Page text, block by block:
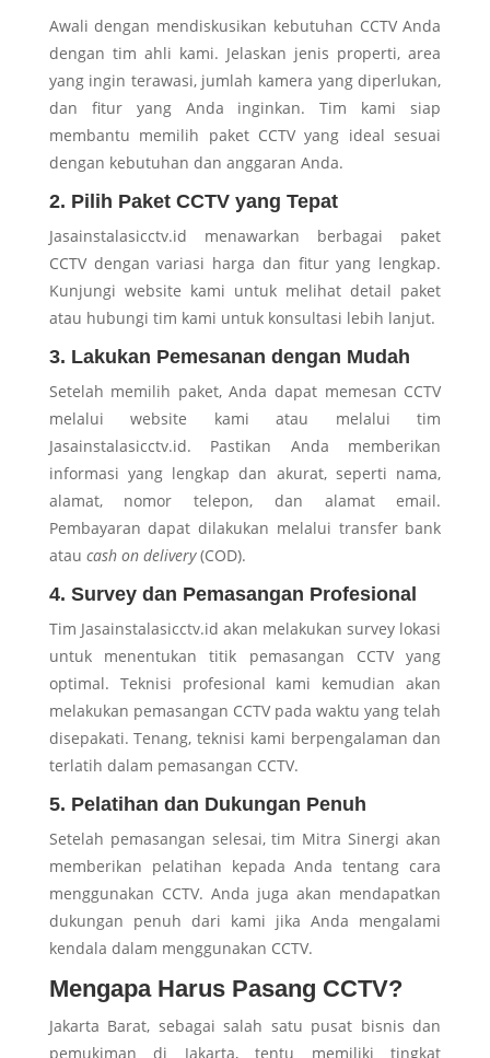
Awali dengan mendiskusikan kebutuhan CCTV Anda
dengan tim ahli kami. Jelaskan jenis properti, area
yang ingin terawasi, jumlah kamera yang diperlukan,
dan fitur yang Anda inginkan. Tim kami siap
membantu memilih paket CCTV yang ideal sesuai
dengan kebutuhan dan anggaran Anda.
2. Pilih Paket CCTV yang Tepat
Jasainstalasicctv.id menawarkan berbagai paket
CCTV dengan variasi harga dan fitur yang lengkap.
Kunjungi website kami untuk melihat detail paket
atau hubungi tim kami untuk konsultasi lebih lanjut.
3. Lakukan Pemesanan dengan Mudah
Setelah memilih paket, Anda dapat memesan CCTV
melalui website kami atau melalui tim
Jasainstalasicctv.id. Pastikan Anda memberikan
informasi yang lengkap dan akurat, seperti nama,
alamat, nomor telepon, dan alamat email.
Pembayaran dapat dilakukan melalui transfer bank
atau cash on delivery(COD).
4. Survey dan Pemasangan Profesional
Tim Jasainstalasicctv.id akan melakukan survey lokasi
untuk menentukan titik pemasangan CCTV yang
optimal. Teknisi profesional kami kemudian akan
melakukan pemasangan CCTV pada waktu yang telah
disepakati. Tenang, teknisi kami berpengalaman dan
terlatih dalam pemasangan CCTV.
5. Pelatihan dan Dukungan Penuh
Setelah pemasangan selesai, tim Mitra Sinergi akan
memberikan pelatihan kepada Anda tentang cara
menggunakan CCTV. Anda juga akan mendapatkan
dukungan penuh dari kami jika Anda mengalami
kendala dalam menggunakan CCTV.
Mengapa Harus Pasang CCTV?
Jakarta Barat, sebagai salah satu pusat bisnis dan
pemukiman di Jakarta, tentu memiliki tingkat